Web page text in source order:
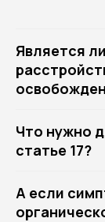
Является
Что нужно
статье 17?
А если